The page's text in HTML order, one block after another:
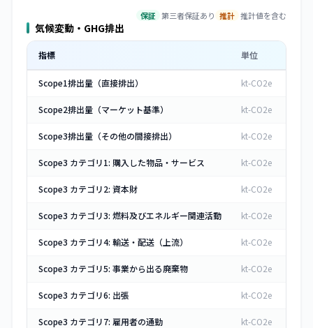
保証 第三者保証あり 推計 推計値を含む
気候変動・GHG排出
指標 単位
Scope1排出量（直接排出） kt-CO2e
Scope2排出量（マーケット基準） kt-CO2e
Scope3排出量（その他の間接排出） kt-CO2e
Scope3 カテゴリ1: 購入した物品・サービス kt-CO2e
Scope3 カテゴリ2: 資本財 kt-CO2e
Scope3 カテゴリ3: 燃料及びエネルギー関連活動 kt-CO2e
Scope3 カテゴリ4: 輸送・配送（上流） kt-CO2e
Scope3 カテゴリ5: 事業から出る廃棄物 kt-CO2e
Scope3 カテゴリ6: 出張 kt-CO2e
Scope3 カテゴリ7: 雇用者の通勤 kt-CO2e